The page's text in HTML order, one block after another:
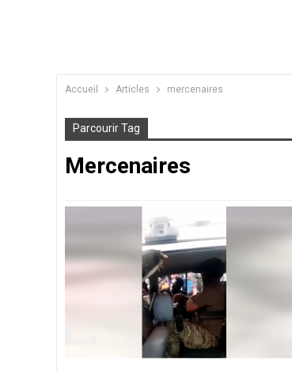
Accueil Articles mercenaires
Parcourir Tag
Mercenaires